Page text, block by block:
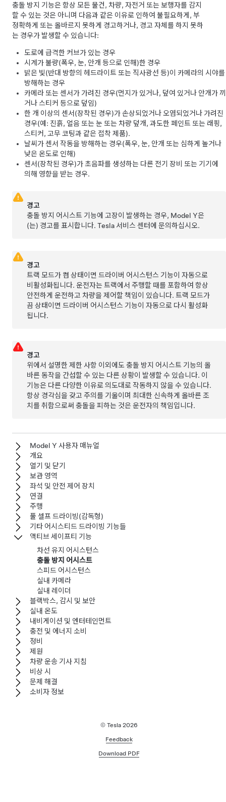
충돌 방지 기능은 항상 모든 물건, 차량, 자전거 또는 보행자를 감지
할 수 있는 것은 아니며 다음과 같은 이유로 인하여 불필요하게, 부
정확하게 또는 올바르지 못하게 경고하거나, 경고 자체를 하지 못하
는 경우가 발생할 수 있습니다:
도로에 급격한 커브가 있는 경우
시계가 불량(폭우, 눈, 안개 등으로 인해)한 경우
밝은 빛(반대 방향의 헤드라이트 또는 직사광선 등)이 카메라의 시야를
방해하는 경우
카메라 또는 센서 가 가려진 경우(먼지가 있거나, 덮여 있거나 안개가 끼
거나 스티커 등으로 덮임)
한 개 이상의 센서(장착된 경우)가 손상되었거나 오염되었거나 가려진
경우(예: 진흙, 얼음 또는 눈 또는 차량 덮개, 과도한 페인트 또는 래핑,
스티커, 고무 코팅과 같은 접착 제품).
날씨가 센서 작동을 방해하는 경우(폭우, 눈, 안개 또는 심하게 높거나
낮은 온도로 인해)
센서(장착된 경우)가 초음파를 생성하는 다른 전기 장비 또는 기기에
의해 영향을 받는 경우.
경고
충돌 방지 어시스트 기능에 고장이 발생하는 경우, Model Y은
(는) 경고를 표시합니다. Tesla 서비스 센터에 문의하십시오.
경고
트랙 모드가 켬 상태이면 드라이버 어시스턴스 기능이 자동으로
비활성화됩니다. 운전자는 트랙에서 주행할 때를 포함하여 항상
안전하게 운전하고 차량을 제어할 책임이 있습니다. 트랙 모드가
끔 상태이면 드라이버 어시스턴스 기능이 자동으로 다시 활성화
됩니다.
경고
위에서 설명한 제한 사항 이외에도 충돌 방지 어시스트 기능의 올
바른 동작을 간섭할 수 있는 다른 상황이 발생할 수 있습니다. 이
기능은 다른 다양한 이유로 의도대로 작동하지 않을 수 있습니다.
항상 경각심을 갖고 주의를 기울이며 최대한 신속하게 올바른 조
치를 취함으로써 충돌을 피하는 것은 운전자의 책임입니다.
Model Y 사용자 매뉴얼
개요
열기 및 닫기
보관 영역
좌석 및 안전 제어 장치
연결
주행
풀 셀프 드라이빙(감독형)
기타 어시스티드 드라이빙 기능들
액티브 세이프티 기능
차선 유지 어시스턴스
충돌 방지 어시스트
스피드 어시스턴스
실내 카메라
실내 레이더
블랙박스, 감시 및 보안
실내 온도
내비게이션 및 엔터테인먼트
충전 및 에너지 소비
정비
제원
차량 운송 기사 지침
비상 시
문제 해결
소비자 정보
© Tesla 2026
Feedback
Download PDF